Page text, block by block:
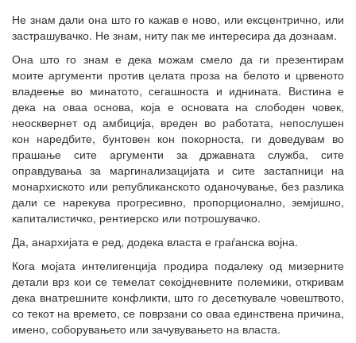
Не знам дали она што го кажав е ново, или ексцентрично, или
застрашувачко. Не знам, ниту пак ме интересира да дознаам.
Она што го знам е дека можам смело да ги презентирам
моите аргументи против целата проза на белото и црвеното
владеење во минатото, сегашноста и иднината. Вистина е
дека на оваа основа, која е основата на слободен човек,
неосквернет од амбиција, вреден во работата, непослушен
кон наредбите, бунтовен кон покорноста, ги доведувам во
прашање сите аргументи за државната служба, сите
оправдувања за маргинализацијата и сите застапници на
монархиското или републиканското оданочување, без разлика
дали се нарекува прогресивно, пропорционално, земјишно,
капиталистичко, рентиерско или потрошувачко.
Да, анархијата е ред, додека власта е граѓанска војна.
Кога мојата интелигенција продира подалеку од мизерните
детали врз кои се темелат секојдневните полемики, откривам
дека внатрешните конфликти, што го десеткувале човештвото,
со текот на времето, се поврзани со оваа единствена причина,
имено, соборувањето или зачувувањето на власта.